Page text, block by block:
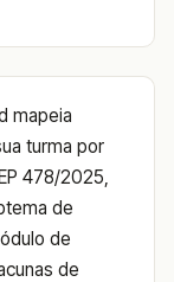
mapeia
turma por
478/2025,
de
de
de